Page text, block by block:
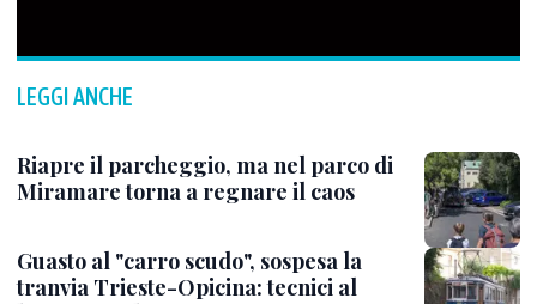
LEGGI ANCHE
Riapre il parcheggio, ma nel parco di
Miramare torna a regnare il caos
Guasto al "carro scudo", sospesa la
tranvia Trieste-Opicina: tecnici al